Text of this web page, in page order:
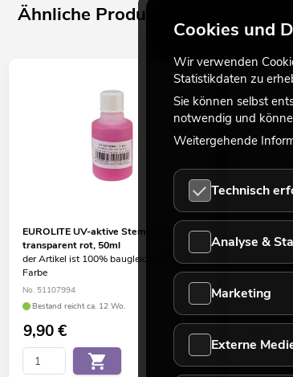
Ähnliche Produkte
EUROLITE UV-aktive Stempelfarbe,
transparent rot, 50ml
der Artikel ist 100% baugleich, andere
Farbe
No. 51107994
Bestand reicht ca. 12 Wo.
9,90€
transparent
Farbe
No. 51107996
Cookies und
Wir verwenden
Statistikdaten zu
Sie können selbst
notwendig und
Weitergehende
Technisch
Analyse &
Marketing
Externe